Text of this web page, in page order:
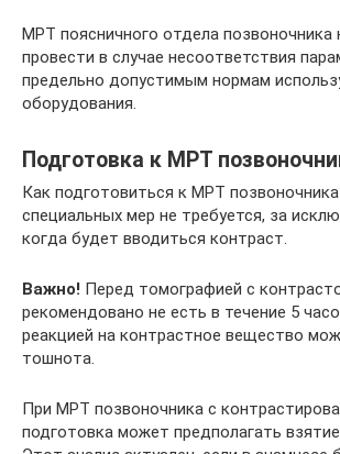
МРТ поясничного отдела позвоночника
провести в случае несоответствия
предельно допустимым нормам
оборудования.
Подготовка к МРТ
Как подготовиться к МРТ
специальных мер не требуется, за
когда будет вводиться контраст.
Важно! Перед томографией с
рекомендовано не есть в течение 5
реакцией на контрастное вещество
тошнота.
При МРТ позвоночника с
подготовка может предполагать